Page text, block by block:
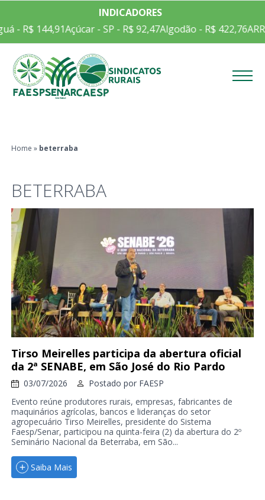
INDICADORES
- R$ 144,91Açúcar - SP - R$ 92,47Algodão - R$ 422,76
Home » beterraba
BETERRABA
Tirso Meirelles participa da abertura oficial
da 2ª SENABE, em São José do Rio Pardo
03/07/2026 Postado por FAESP
Evento reúne produtores rurais, empresas, fabricantes de
maquinários agrícolas, bancos e lideranças do setor
agropecuário Tirso Meirelles, presidente do Sistema
Faesp/Senar, participou na quinta-feira (2) da abertura do 2º
Seminário Nacional da Beterraba, em São...
Saiba Mais